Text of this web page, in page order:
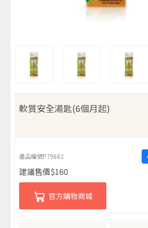
軟質安全湯匙(6個月起)
產品編號P79682
建議售價$160
官方購物商城